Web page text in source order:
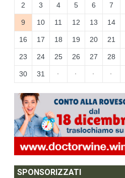
2 3 4 5 6 7
9 10 11 12 13 14
16 17 18 19 20 21
23 24 25 26 27 28
30 31 · · · ·
SPONSORIZZATI